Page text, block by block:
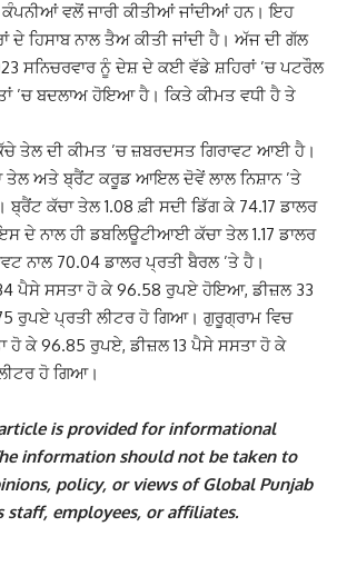
ਕੰਪਨੀਆਂ ਵਲੋਂ ਜਾਰੀ ਕੀਤੀਆਂ ਜਾਂਦੀਆਂ ਹਨ। ਇਹ
ਦੇ ਹਿਸਾਬ ਨਾਲ ਤੈਅ ਕੀਤੀ ਜਾਂਦੀ ਹੈ। ਅੱਜ ਦੀ ਗੱਲ
ਸਨਿਚਰਵਾਰ ਨੂੰ ਦੇਸ਼ ਦੇ ਕਈ ਵੱਡੇ ਸ਼ਹਿਰਾਂ ’ਚ ਪਟਰੌਲ
’ਚ ਬਦਲਾਅ ਹੋਇਆ ਹੈ। ਕਿਤੇ ਕੀਮਤ ਵਧੀ ਹੈ ਤੇ
ਕੱਚੇ ਤੇਲ ਦੀ ਕੀਮਤ ’ਚ ਜ਼ਬਰਦਸਤ ਗਿਰਾਵਟ ਆਈ ਹੈ।
ਅਤੇ ਬ੍ਰੈਂਟ ਕਰੂਡ ਆਇਲ ਦੋਵੇਂ ਲਾਲ ਨਿਸ਼ਾਨ ’ਤੇ
ਬ੍ਰੈਂਟ ਕੱਚਾ ਤੇਲ 1.08 ਫ਼ੀ ਸਦੀ ਡਿੱਗ ਕੇ 74.17 ਡਾਲਰ
ਦੇ ਨਾਲ ਹੀ ਡਬਲਿਊਟੀਆਈ ਕੱਚਾ ਤੇਲ 1.17 ਡਾਲਰ
ਨਾਲ 70.04 ਡਾਲਰ ਪ੍ਰਤੀ ਬੈਰਲ ’ਤੇ ਹੈ।
ਪੈਸੇ ਸਸਤਾ ਹੋ ਕੇ 96.58 ਰੁਪਏ ਹੋਇਆ, ਡੀਜ਼ਲ 33
ਰੁਪਏ ਪ੍ਰਤੀ ਲੀਟਰ ਹੋ ਗਿਆ। ਗੁਰੂਗ੍ਰਾਮ ਵਿਚ
ਹੋ ਕੇ 96.85 ਰੁਪਏ, ਡੀਜ਼ਲ 13 ਪੈਸੇ ਸਸਤਾ ਹੋ ਕੇ
ਹੋ ਗਿਆ।
is provided for informational
information should not be taken to
policy, or views of Global Punjab
staff, employees, or affiliates.